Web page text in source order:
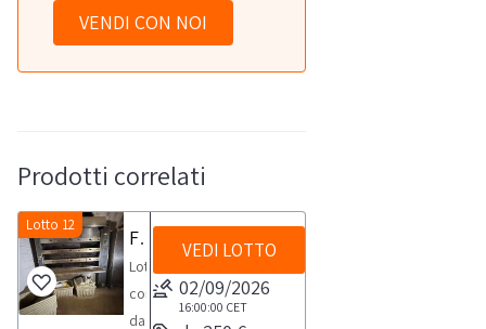
VENDI CON NOI
Prodotti correlati
Lotto 12
Forno Mondial Forno teglie pale
Lotto
composto
da:-
VEDI LOTTO
02/09/2026
16:00:00 CET